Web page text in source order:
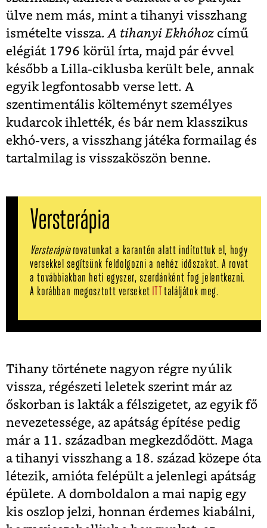
ülve nem más, mint a tihanyi visszhang
ismételte vissza. A tihanyi Ekhóhoz című
elégiát 1796 körül írta, majd pár évvel
később a Lilla-ciklusba került bele, annak
egyik legfontosabb verse lett. A
szentimentális költeményt személyes
kudarcok ihlették, és bár nem klasszikus
ekhó-vers, a visszhang játéka formailag és
tartalmilag is visszaköszön benne.
Versterápia
Versterápiarovatunkat a karantén alatt indítottuk el, hogy
versekkel segítsünk feldolgozni a nehéz időszakot. A rovat
a továbbiakban heti egyszer, szerdánként fog jelentkezni.
A korábban megosztott verseket ITTtaláljátok meg.
Tihany története nagyon régre nyúlik
vissza, régészeti leletek szerint már az
őskorban is lakták a félszigetet, az egyik fő
nevezetessége, az apátság építése pedig
már a 11. században megkezdődött. Maga
a tihanyi visszhang a 18. század közepe óta
létezik, amióta felépült a jelenlegi apátság
épülete. A domboldalon a mai napig egy
kis oszlop jelzi, honnan érdemes kiabálni,